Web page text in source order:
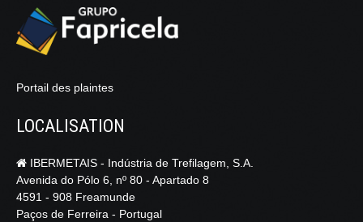
Portail des plaintes
LOCALISATION
IBERMETAIS - Indústria de Trefilagem, S.A.
Avenida do Pólo 6, nº 80 - Apartado 8
4591 - 908 Freamunde
Paços de Ferreira - Portugal